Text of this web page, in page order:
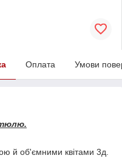
Оплата Умови
й об'ємними квітами 3д.